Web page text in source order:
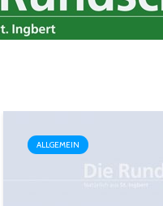
ALLGEMEIN